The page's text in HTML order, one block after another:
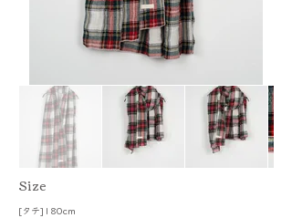
​Size
[タテ]180cm